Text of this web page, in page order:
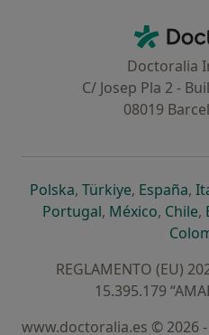
Doctoralia
C/ Josep Pla 2 -
08019
Polskase abre en una
, Türkiyese abre en
, Españase
,
Portugalse abre en una
, Méxicose
, Chile,
REGLAMENTO (EU)
15.395.179
www.doctoralia.es © 2026